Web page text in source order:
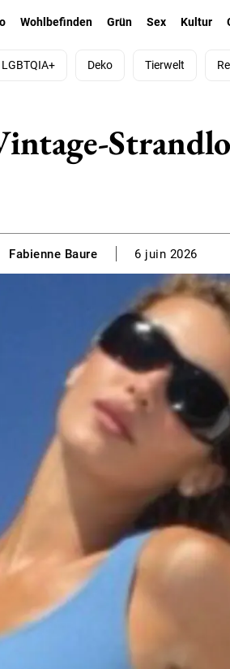
Wohlbefinden Grün Sex Kultur
LGBTQIA+ Deko Tierwelt
Fabienne Baure 6 juin 2026